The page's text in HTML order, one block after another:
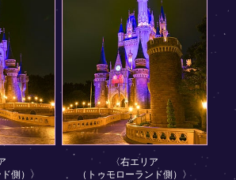
側）〉
〈右エリア
（トゥモローランド側）〉